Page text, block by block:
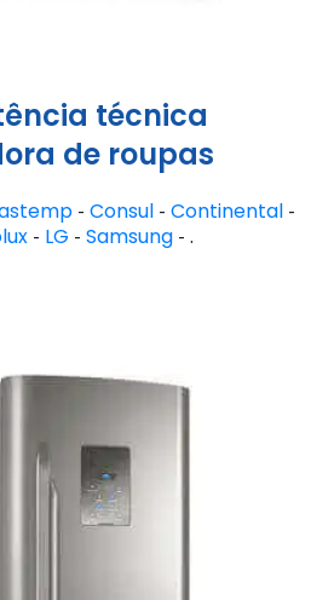
técnica
de roupas
- Consul - Continental -
- LG - Samsung- .